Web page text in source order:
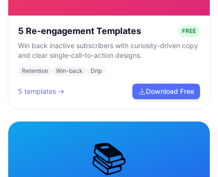
5 Re-engagement Templates FREE
Win back inactive subscribers with curiosity-driven copy
and clear single-call-to-action designs.
Retention Win-back Drip
5 templates → Download Free
📚